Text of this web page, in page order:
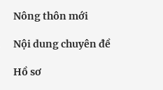
Nông thôn mới
Nội dung chuyên đề
Hồ sơ